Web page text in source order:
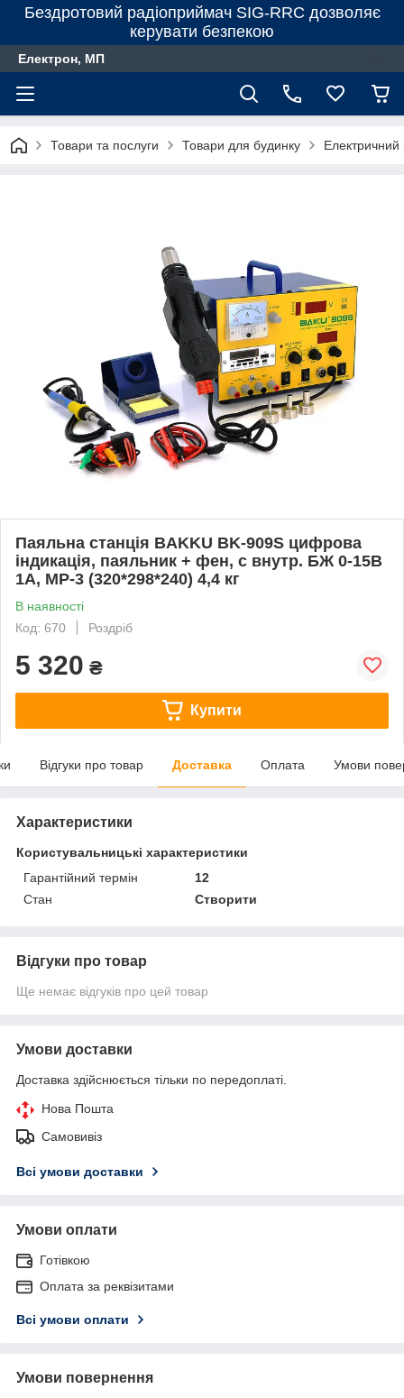
Бездротовий радіоприймач SIG-RRC дозволяє
керувати безпекою
Електрон, МП
Товари та послуги Товари для будинку Електричний
Паяльна станція BAKKU BK-909S цифрова
індикація, паяльник + фен, с внутр. БЖ 0-15В
1А, MP-3 (320*298*240) 4,4 кг
В наявності
Код: 670
Роздріб
5 320 ₴
Купити
Відгуки про товар Доставка Оплата Умови
Характеристики
Користувальницькі характеристики
Гарантійний термін
12
Стан
Створити
Відгуки про товар
Ще немає відгуків про цей товар
Умови доставки
Доставка здійснюється тільки по передоплаті.
Нова Пошта
Самовивіз
Всі умови доставки
Умови оплати
Готівкою
Оплата за реквізитами
Всі умови оплати
Умови повернення